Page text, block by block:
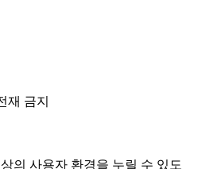
재 금지
의 사용자 환경을 누릴 수 있도